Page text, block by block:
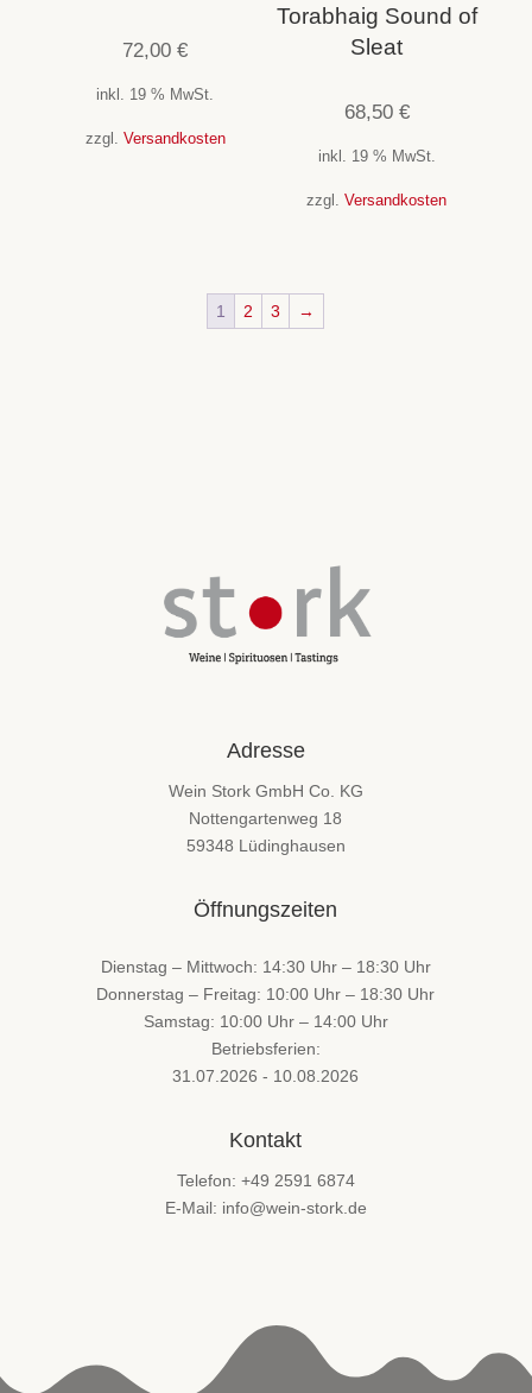
72,00€
inkl. 19 % MwSt.
zzgl. Versandkosten
Torabhaig Sound of
Sleat
68,50 €
inkl. 19 % MwSt.
zzgl.Versandkosten
1 2 3 →
Adresse
Wein Stork GmbH Co. KG
Nottengartenweg 18
59348 Lüdinghausen
Öffnungszeiten
Dienstag – Mittwoch: 14:30 Uhr – 18:30 Uhr
Donnerstag – Freitag: 10:00 Uhr – 18:30 Uhr
Samstag: 10:00 Uhr – 14:00 Uhr
Betriebsferien:
31.07.2026 - 10.08.2026
Kontakt
Telefon: +49 2591 6874
E-Mail: info@wein-stork.de